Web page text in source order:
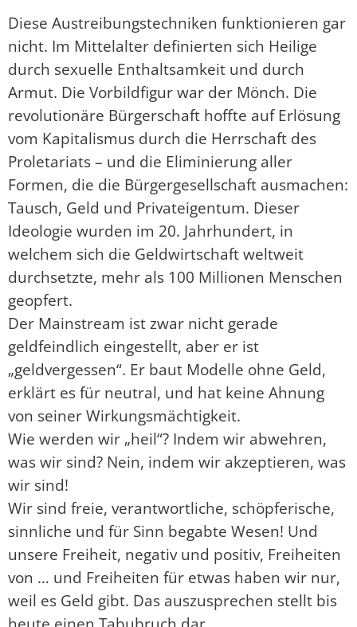
Diese Austreibungstechniken funktionieren gar
nicht. Im Mittelalter definierten sich Heilige
durch sexuelle Enthaltsamkeit und durch
Armut. Die Vorbildfigur war der Mönch. Die
revolutionäre Bürgerschaft hoffte auf Erlösung
vom Kapitalismus durch die Herrschaft des
Proletariats – und die Eliminierung aller
Formen, die die Bürgergesellschaft ausmachen:
Tausch, Geld und Privateigentum. Dieser
Ideologie wurden im 20. Jahrhundert, in
welchem sich die Geldwirtschaft weltweit
durchsetzte, mehr als 100 Millionen Menschen
geopfert.
Der Mainstream ist zwar nicht gerade
geldfeindlich eingestellt, aber er ist
„geldvergessen“. Er baut Modelle ohne Geld,
erklärt es für neutral, und hat keine Ahnung
von seiner Wirkungsmächtigkeit.
Wie werden wir „heil“? Indem wir abwehren,
was wir sind? Nein, indem wir akzeptieren, was
wir sind!
Wir sind freie, verantwortliche, schöpferische,
sinnliche und für Sinn begabte Wesen! Und
unsere Freiheit, negativ und positiv, Freiheiten
von … und Freiheiten für etwas haben wir nur,
weil es Geld gibt. Das auszusprechen stellt bis